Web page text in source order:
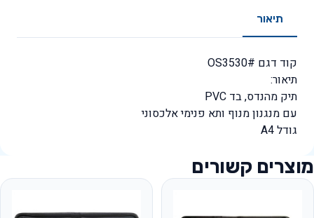
תיאור
קוד דגם #OS3530
תיאור:
תיק מהנדס, בד PVC
עם מנגנון מנוף ותא פנימי אלכסוני
גודל A4
מוצרים קשורים